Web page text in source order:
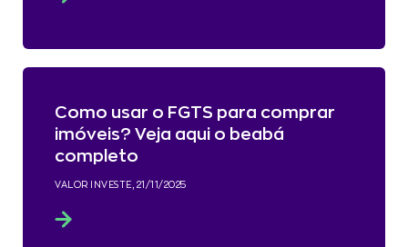
Como usar o FGTS para comprar
imóveis? Veja aqui o beabá
completo
VALOR INVESTE, 21/11/2025